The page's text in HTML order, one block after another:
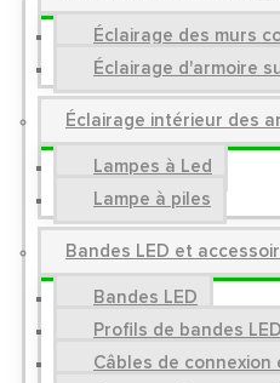
Éclairage des murs
Éclairage d'armoire
Éclairage intérieur des
Lampes à Led
Lampe à piles
Bandes LED et
Bandes LED
Profils de bandes LED
Câbles de connexion